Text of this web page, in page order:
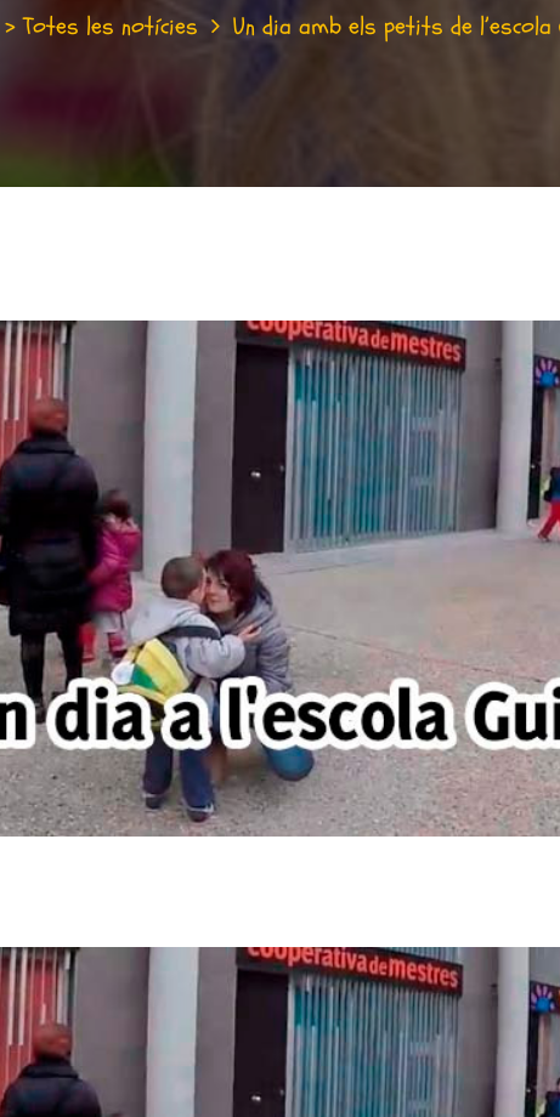
> Totes les notícies Un dia amb els petits de